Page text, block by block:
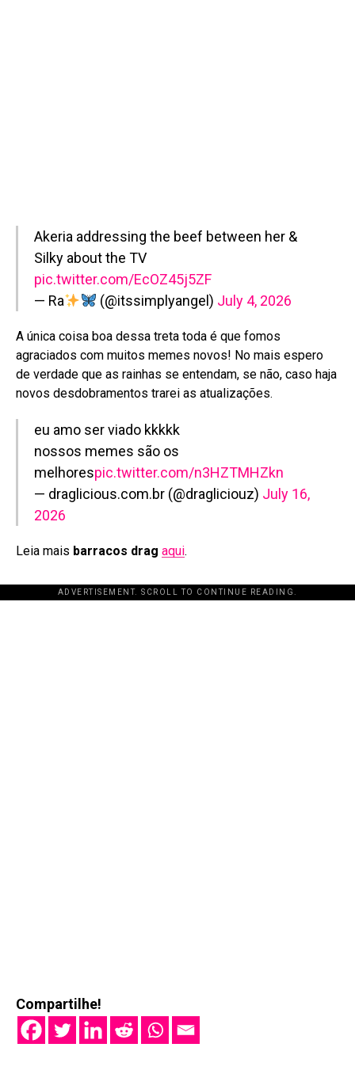
Akeria addressing the beef between her &
Silky about the TV
pic.twitter.com/EcOZ45j5ZF
— Ra
(@itssimplyangel) July 4, 2026
A única coisa boa dessa treta toda é que fomos
agraciados com muitos memes novos! No mais espero
de verdade que as rainhas se entendam, se não, caso haja
novos desdobramentos trarei as atualizações.
eu amo ser viado kkkkk
nossos memes são os
melhorespic.twitter.com/n3HZTMHZkn
— draglicious.com.br (@dragliciouz) July 16,
2026
Leia mais barracos drag aqui.
ADVERTISEMENT. SCROLL TO CONTINUE READING.
Compartilhe!